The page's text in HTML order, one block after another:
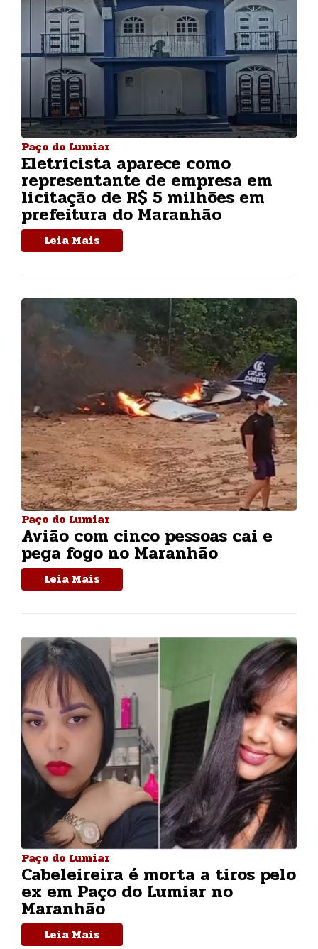
Paço do Lumiar
Eletricista aparece como
representante de empresa em
licitação de R$ 5 milhões em
prefeitura do Maranhão
Leia Mais
Paço do Lumiar
Avião com cinco pessoas cai e
pega fogo no Maranhão
Leia Mais
Paço do Lumiar
Cabeleireira é morta a tiros pelo
ex em Paço do Lumiar no
Maranhão
Leia Mais